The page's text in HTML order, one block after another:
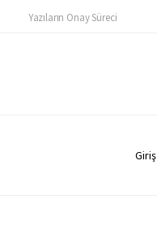
Yazıların Onay Süreci
Giriş